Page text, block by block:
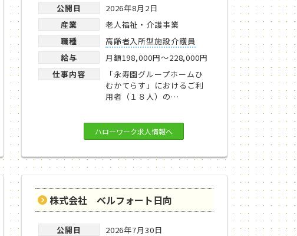
公開日
2026年8月2日
産業
老人福祉・介護事業
職種
高齢者入所型施設介護員
給与
月額198,000円～228,000円
仕事内容
「永寿園グループホームひ
むかてらす」におけるご利
用者（１８人）の…
ハローワーク求人情報へ
株式会社 ベルフォート日向
公開日
2026年7月30日